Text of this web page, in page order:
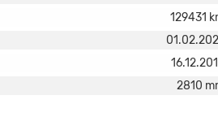
129431
2810